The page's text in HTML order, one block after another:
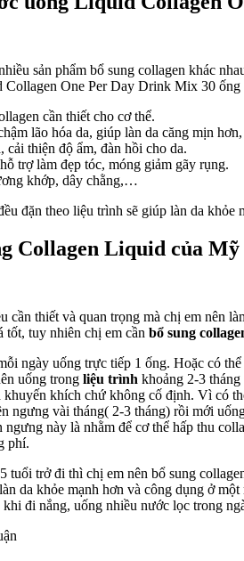
sản phẩm bổ sung collagen khác
One Per Day Drink Mix 30 ống
cần thiết cho cơ thể.
lão hóa da, giúp làn da căng mịn hơn,
cải thiện độ ẩm, đàn hồi cho da.
trợ làm đẹp tóc, móng giảm gãy rụng.
khớp, dây chằng,…
đặn theo liệu trình sẽ giúp làn da
Collagen Liquid của Mỹ
cần thiết và quan trọng mà chị em nên
tốt, tuy nhiên chị em cần bổ sung
ngày uống trực tiếp 1 ống. Hoặc có
uống trong liệu trình khoảng 2-3 tháng
khuyến khích chứ không cố định. Vì có
ngưng vài tháng( 2-3 tháng) rồi mới
này là nhằm để cơ thể hấp thu
phí.
tuổi trở đi thì chị em nên bổ sung
da khỏe mạnh hơn và công dụng ở
đi nắng, uống nhiều nước lọc trong